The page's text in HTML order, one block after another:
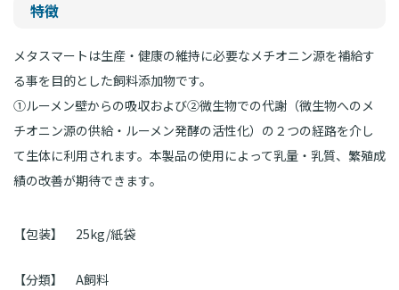
特徴
メタスマートは生産・健康の維持に必要なメチオニン源を補給す
る事を目的とした飼料添加物です。
①ルーメン壁からの吸収および②微生物での代謝（微生物へのメ
チオニン源の供給・ルーメン発酵の活性化）の２つの経路を介し
て生体に利用されます。本製品の使用によって乳量・乳質、繁殖成
績の改善が期待できます。
【包装】 25kg/紙袋
【分類】 A飼料